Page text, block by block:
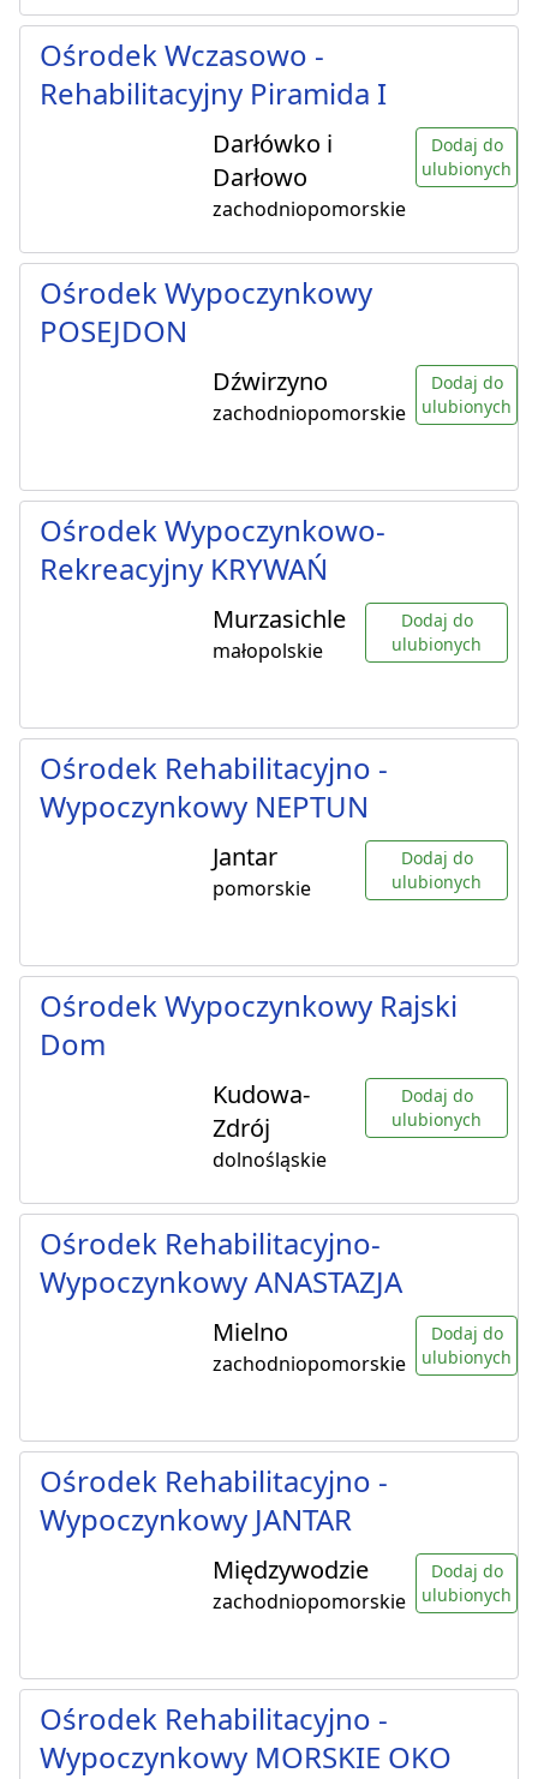
Ośrodek Wczasowo -
Rehabilitacyjny Piramida I
Darłówko i
Darłowo
zachodniopomorskie
Dodaj do
ulubionych
Ośrodek Wypoczynkowy
POSEJDON
Dźwirzyno
zachodniopomorskie
Dodaj do
ulubionych
Ośrodek Wypoczynkowo-
Rekreacyjny KRYWAŃ
Murzasichle
małopolskie
Dodaj do
ulubionych
Ośrodek Rehabilitacyjno -
Wypoczynkowy NEPTUN
Jantar
pomorskie
Dodaj do
ulubionych
Ośrodek Wypoczynkowy Rajski
Dom
Kudowa-
Zdrój
dolnośląskie
Dodaj do
ulubionych
Ośrodek Rehabilitacyjno-
Wypoczynkowy ANASTAZJA
Mielno
zachodniopomorskie
Dodaj do
ulubionych
Ośrodek Rehabilitacyjno -
Wypoczynkowy JANTAR
Międzywodzie
zachodniopomorskie
Dodaj do
ulubionych
Ośrodek Rehabilitacyjno -
Wypoczynkowy MORSKIE OKO